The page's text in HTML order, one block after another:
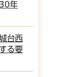
年
台西
る要